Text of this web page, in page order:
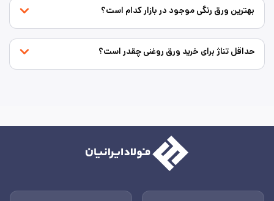
بهترین ورق رنگی موجود در بازار کدام است؟
حداقل تناژ برای خرید ورق روغنی چقدر است؟